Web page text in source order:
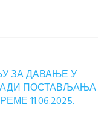
ЗА ДАВАЊЕ У
ПОСТАВЉАЊА
11.06.2025.